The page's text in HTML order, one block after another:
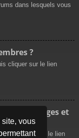
site, vous
dans lesquels vous
?
cliquer sur le lien
messages et
en cliquant sur le lien